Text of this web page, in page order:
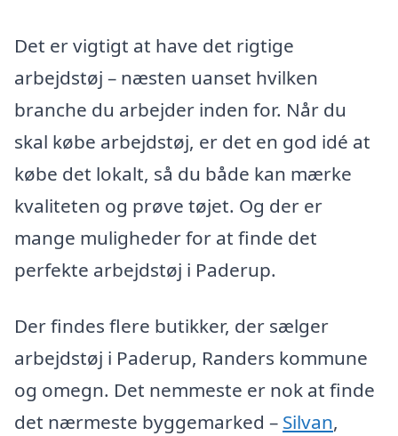
Det er vigtigt at have det rigtige
arbejdstøj – næsten uanset hvilken
branche du arbejder inden for. Når du
skal købe arbejdstøj, er det en god idé at
købe det lokalt, så du både kan mærke
kvaliteten og prøve tøjet. Og der er
mange muligheder for at finde det
perfekte arbejdstøj i Paderup.
Der findes flere butikker, der sælger
arbejdstøj i Paderup, Randers kommune
og omegn. Det nemmeste er nok at finde
det nærmeste byggemarked – Silvan,